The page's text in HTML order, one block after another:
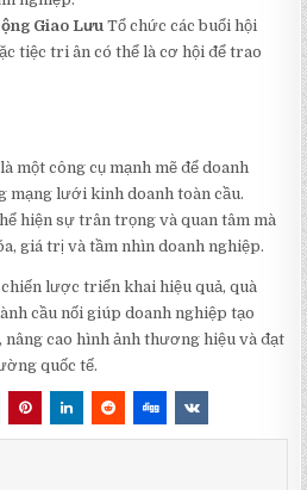
Giao Lưu Tổ chức các buổi hội
tiệc tri ân có thể là cơ hội để trao
là một công cụ mạnh mẽ để doanh
mạng lưới kinh doanh toàn cầu.
hiện sự trân trọng và quan tâm mà
giá trị và tầm nhìn doanh nghiệp.
lược triển khai hiệu quả, quà
cầu nối giúp doanh nghiệp tạo
cao hình ảnh thương hiệu và đạt
quốc tế.